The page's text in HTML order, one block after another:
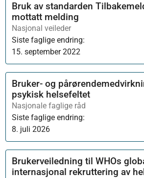
Bruk av standarden
mottatt melding
Nasjonal veileder
Siste faglige endring:
15. september 2022
Bruker- og
psykisk helsefeltet
Nasjonale faglige råd
Siste faglige endring:
8. juli 2026
Brukerveiledning til WHOs
internasjonal rekruttering av